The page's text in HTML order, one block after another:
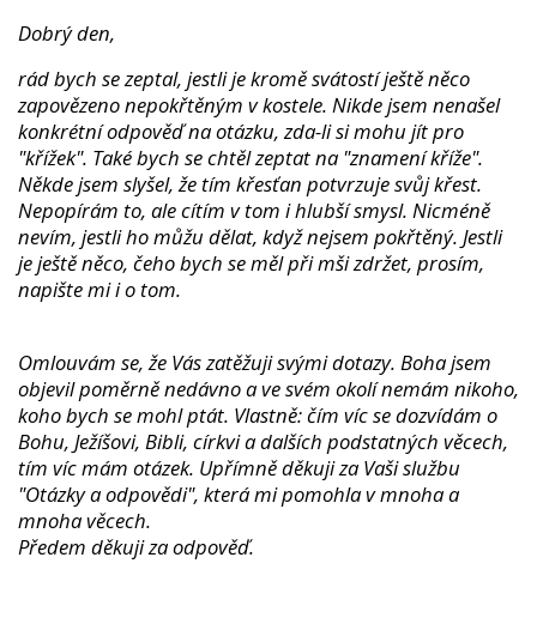
Dobrý den,
rád bych se zeptal, jestli je kromě svátostí ještě něco
zapovězeno nepokřtěným v kostele. Nikde jsem nenašel
konkrétní odpověď na otázku, zda-li si mohu jít pro
"křížek". Také bych se chtěl zeptat na "znamení kříže".
Někde jsem slyšel, že tím křesťan potvrzuje svůj křest.
Nepopírám to, ale cítím v tom i hlubší smysl. Nicméně
nevím, jestli ho můžu dělat, když nejsem pokřtěný. Jestli
je ještě něco, čeho bych se měl při mši zdržet, prosím,
napište mi i o tom.
Omlouvám se, že Vás zatěžuji svými dotazy. Boha jsem
objevil poměrně nedávno a ve svém okolí nemám nikoho,
koho bych se mohl ptát. Vlastně: čím víc se dozvídám o
Bohu, Ježíšovi, Bibli, církvi a dalších podstatných věcech,
tím víc mám otázek. Upřímně děkuji za Vaši službu
"Otázky a odpovědi", která mi pomohla v mnoha a
mnoha věcech.
Předem děkuji za odpověď.